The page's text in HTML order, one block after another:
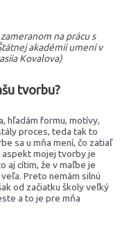
na prácu s
akadémii umení v
Kovalova)
tvorbu?
hľadám formu, motívy,
proces, teda tak to
sa u mňa mení, čo zatiaľ
aspekt mojej tvorby je
aj cítim, že v maľbe je
Preto nemám silnú
od začiatku školy veľký
a to je pre mňa